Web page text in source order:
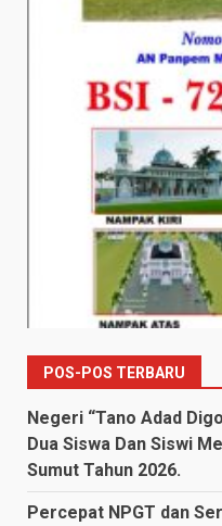
POS-POS TERBARU
Negeri “Tano Adad
Dua Siswa Dan Siswi
Sumut Tahun 2026.
Percepat NPGT dan